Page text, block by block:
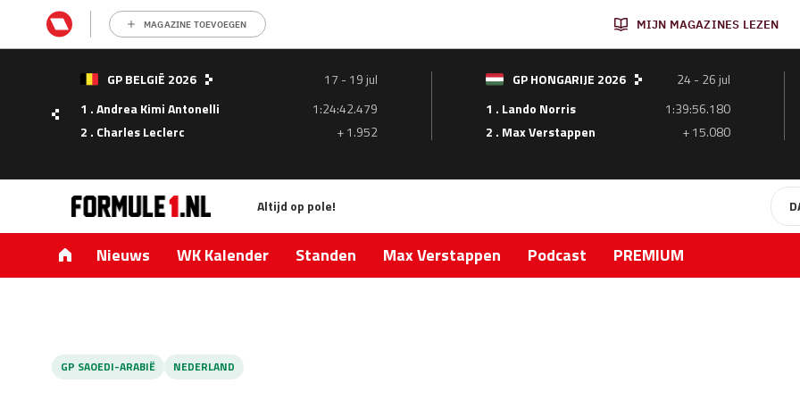
MAGAZINE TOEVOEGEN MIJN MAGAZINES LEZEN
GP BELGIË 2026
17 - 19 jul
1 . Andrea Kimi Antonelli
1:24:42.479
2 . Charles Leclerc
+ 1.952
GP HONGARIJE 2026
24 - 26 jul
1 . Lando Norris
1:39:56.180
2 . Max Verstappen
+ 15.080
Altijd op pole!
Nieuws WK Kalender Standen Max Verstappen Podcast PREMIUM
GP SAOEDI-ARABIË NEDERLAND